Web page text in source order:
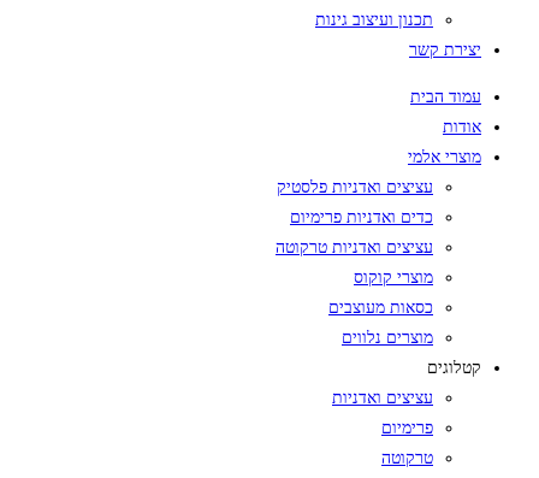
תכנון ועיצוב גינות
יצירת קשר
עמוד הבית
אודות
מוצרי אלמי
עציצים ואדניות פלסטיק
כדים ואדניות פרימיום
עציצים ואדניות טרקוטה
מוצרי קוקוס
כסאות מעוצבים
מוצרים נלווים
קטלוגים
עציצים ואדניות
פרימיום
טרקוטה